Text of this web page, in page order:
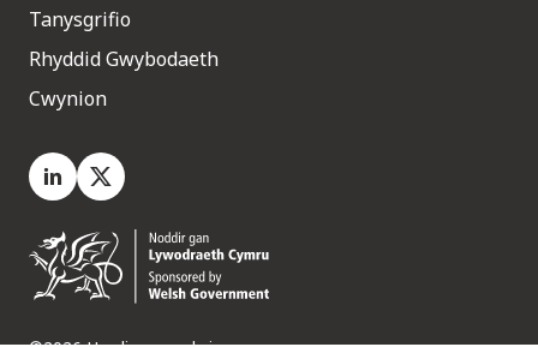
Tanysgrifio
Rhyddid Gwybodaeth
Cwynion
LinkedIn
X.com